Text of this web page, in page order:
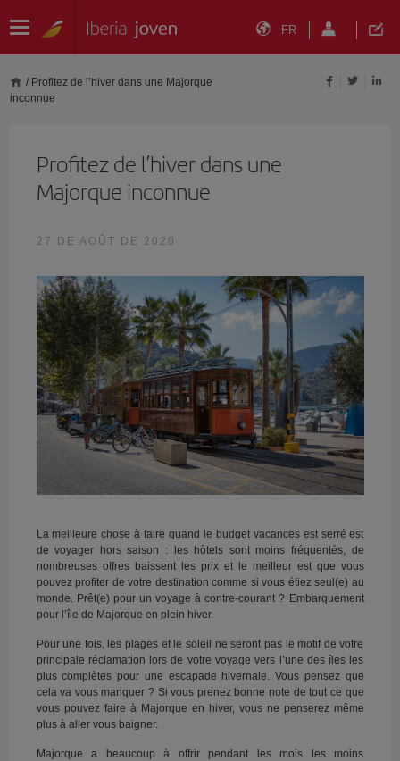
FR
/ Profitez de l’hiver dans une Majorque
inconnue
Profitez de l’hiver dans une
Majorque inconnue
27 DE AOÛT DE 2020
La meilleure chose à faire quand le budget vacances est serré est
de voyager hors saison : les hôtels sont moins fréquentés, de
nombreuses offres baissent les prix et le meilleur est que vous
pouvez profiter de votre destination comme si vous étiez seul(e) au
monde. Prêt(e) pour un voyage à contre-courant ? Embarquement
pour l’île de Majorque en plein hiver.
Pour une fois, les plages et le soleil ne seront pas le motif de votre
principale réclamation lors de votre voyage vers l’une des îles les
plus complètes pour une escapade hivernale. Vous pensez que
cela va vous manquer ? Si vous prenez bonne note de tout ce que
vous pouvez faire à Majorque en hiver, vous ne penserez même
plus à aller vous baigner.
Majorque a beaucoup à offrir pendant les mois les moins